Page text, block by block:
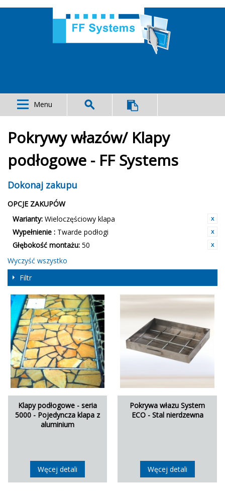
Menu
Pokrywy włazów/ Klapy
podłogowe - FF Systems
Dokonaj zakupu
OPCJE ZAKUPÓW
Warianty: Wieloczęściowy klapa
Wypełnienie : Twarde podłogi
Głębokość montażu: 50
Wyczyść wszystko
Filtr
Klapy podłogowe - seria
5000 - Pojedyncza klapa z
aluminium
Węcej detali
Pokrywa włazu System
ECO - Stal nierdzewna
Węcej detali